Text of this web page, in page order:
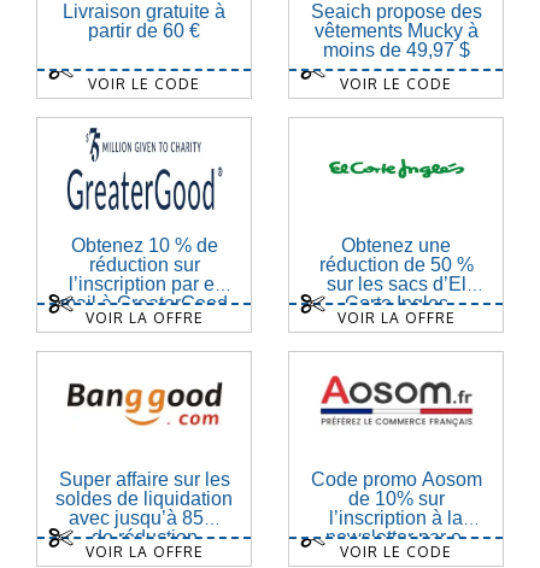
Livraison gratuite à
partir de 60 €
VOIR LE CODE
Seaich propose des
vêtements Mucky à
moins de 49,97 $
VOIR LE CODE
Obtenez 10 % de
réduction sur
l’inscription par e-
mail à GreaterGood
VOIR LA OFFRE
Obtenez une
réduction de 50 %
sur les sacs d’El
Corte Ingles
VOIR LA OFFRE
Super affaire sur les
soldes de liquidation
avec jusqu’à 85%
de réduction
VOIR LA OFFRE
Code promo Aosom
de 10% sur
l’inscription à la
newsletter par e-
mail
VOIR LE CODE